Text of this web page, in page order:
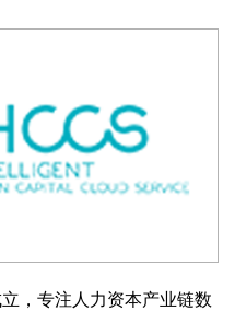
，专注人力资本产业链数